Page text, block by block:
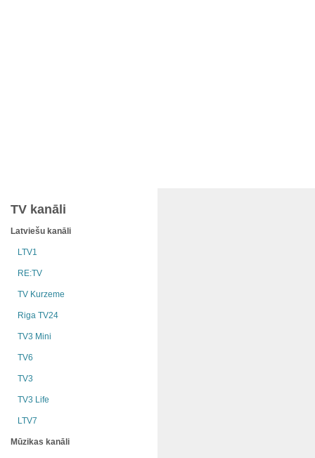
TV kanāli
Latviešu kanāli
LTV1
RE:TV
TV Kurzeme
Riga TV24
TV3 Mini
TV6
TV3
TV3 Life
LTV7
Mūzikas kanāli